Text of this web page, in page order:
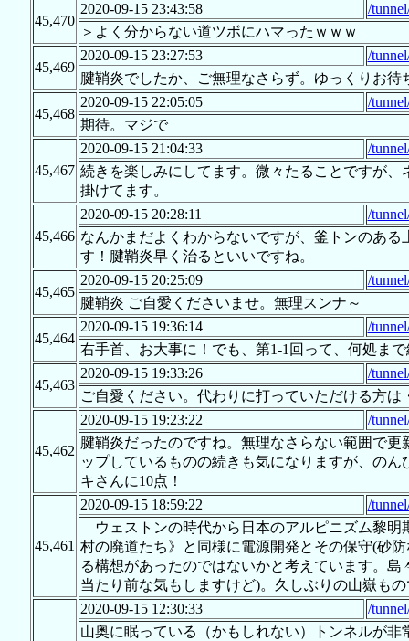
45,470
2020-09-15 23:43:58
/
＞よく分からない道ツボにハマったｗｗｗ
45,469
2020-09-15 23:27:53
/
腱鞘炎でしたか、ご無理なさらず。ゆっくりお待
45,468
2020-09-15 22:05:05
/
期待。マジで
45,467
2020-09-15 21:04:33
/
続きを楽しみにしてます。微々たることですが
掛けてます。
45,466
2020-09-15 20:28:11
/
なんかまだよくわからないですが、釜トンのあ
す！腱鞘炎早く治るといいですね。
45,465
2020-09-15 20:25:09
/
腱鞘炎 ご自愛くださいませ。無理スンナ～
45,464
2020-09-15 19:36:14
/
右手首、お大事に！でも、第1-1回って、何処ま
45,463
2020-09-15 19:33:26
/
ご自愛ください。代わりに打っていただける方は
45,462
2020-09-15 19:23:22
/
腱鞘炎だったのですね。無理なさらない範囲で
ップしているものの続きも気になりますが、の
キさんに10点！
45,461
2020-09-15 18:59:22
/
ウェストンの時代から日本のアルピニズム黎明
村の廃道たち》と同様に電源開発とその保守(砂
る構想があったのではないかと考えています。
当たり前な気もしますけど)。久しぶりの山嶽も
2020-09-15 12:30:33
/
山奥に眠っている（かもしれない）トンネルが